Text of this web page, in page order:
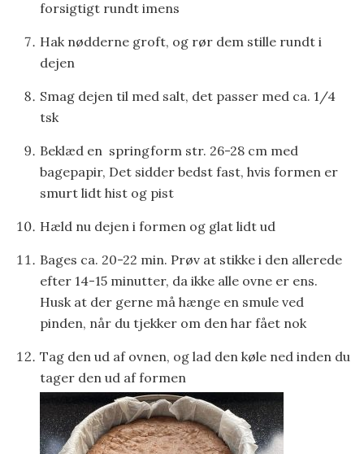
forsigtigt rundt imens
Hak nødderne groft, og rør dem stille rundt i
dejen
Smag dejen til med salt, det passer med ca. 1/4
tsk
Beklæd en springform str. 26-28 cm med
bagepapir, Det sidder bedst fast, hvis formen er
smurt lidt hist og pist
Hæld nu dejen i formen og glat lidt ud
Bages ca. 20-22 min. Prøv at stikke i den allerede
efter 14-15 minutter, da ikke alle ovne er ens.
Husk at der gerne må hænge en smule ved
pinden, når du tjekker om den har fået nok
Tag den ud af ovnen, og lad den køle ned inden du
tager den ud af formen